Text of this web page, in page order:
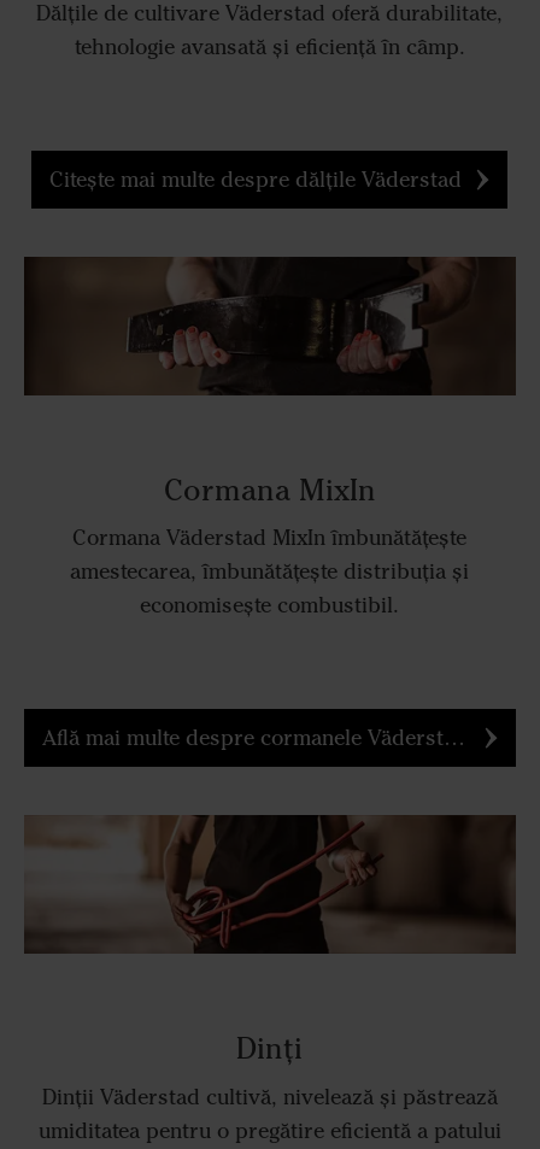
Dălțile de cultivare Väderstad oferă durabilitate,
tehnologie avansată și eficiență în câmp.
Citește mai multe despre dălțile Väderstad
Cormana MixIn
Cormana Väderstad MixIn îmbunătățește
amestecarea, îmbunătățește distribuția și
economisește combustibil.
Află mai multe despre cormanele Väderstad MixIn
Dinți
Dinții Väderstad cultivă, nivelează și păstrează
umiditatea pentru o pregătire eficientă a patului